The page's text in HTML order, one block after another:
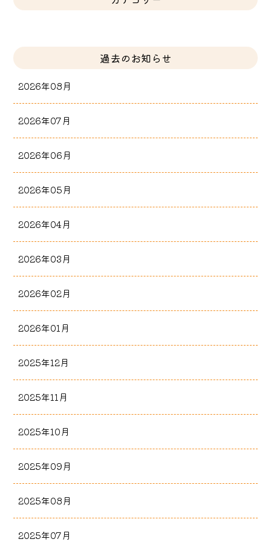
過去のお知らせ
2026年08月
2026年07月
2026年06月
2026年05月
2026年04月
2026年03月
2026年02月
2026年01月
2025年12月
2025年11月
2025年10月
2025年09月
2025年08月
2025年07月